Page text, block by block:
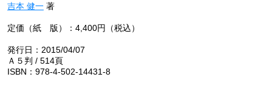
吉本 健一著
定価（紙 版）：4,400円（税込）
発行日：2015/04/07
Ａ５判 / 514頁
ISBN：978-4-502-14431-8